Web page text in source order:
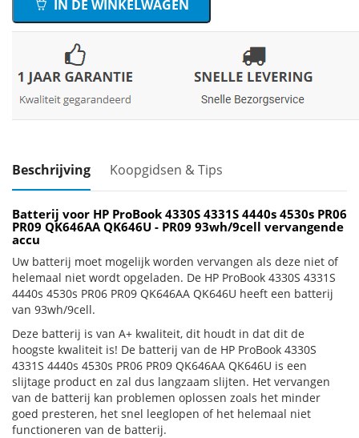
IN DE WINKELWAGEN
Beschrijving Koopgidsen & Tips
Batterij voor HP ProBook 4330S 4331S 4440s 4530s PR06
PR09 QK646AA QK646U - PR09 93wh/9cell vervangende
accu
Uw batterij moet mogelijk worden vervangen als deze niet of
helemaal niet wordt opgeladen. De HP ProBook 4330S 4331S
4440s 4530s PR06 PR09 QK646AA QK646U heeft een batterij
van 93wh/9cell.
Deze batterij is van A+ kwaliteit, dit houdt in dat dit de
hoogste kwaliteit is! De batterij van de HP ProBook 4330S
4331S 4440s 4530s PR06 PR09 QK646AA QK646U is een
slijtage product en zal dus langzaam slijten. Het vervangen
van de batterij kan problemen oplossen zoals het minder
goed presteren, het snel leeglopen of het helemaal niet
functioneren van de batterij.